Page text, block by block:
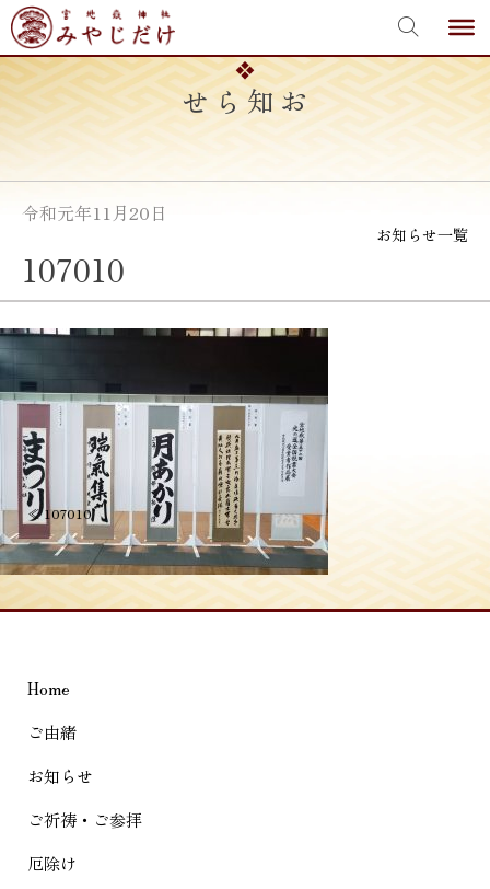
Skip
to
content
お知らせ
令和元年11月20日
お知らせ一覧
107010
投
稿
ナ
ビ
ー
シ
ョ
ン
≪ 107010
Home
ご由緒
お知らせ
ご祈祷・ご参拝
厄除け